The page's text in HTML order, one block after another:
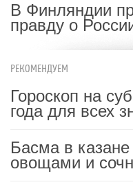
В Финляндии
правду о
РЕКОМЕНДУЕМ
Гороскоп на
года для всех
Басма в
овощами и